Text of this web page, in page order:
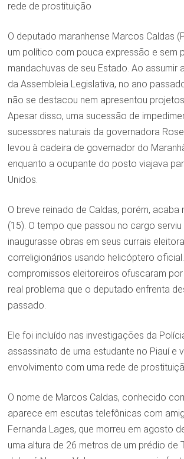
rede de prostituição
O deputado maranhense Marcos Caldas
um político com pouca expressão e sem
mandachuvas de seu Estado. Ao assumir
da Assembleia Legislativa, no ano
não se destacou nem apresentou
Apesar disso, uma sucessão de
sucessores naturais da governadora
levou à cadeira de governador do
enquanto a ocupante do posto viajava
Unidos.
O breve reinado de Caldas, porém, acaba
(15). O tempo que passou no cargo serviu
inaugurasse obras em seus currais
correligionários usando helicóptero
compromissos eleitoreiros ofuscaram por
real problema que o deputado enfrenta
passado.
Ele foi incluído nas investigações da
assassinato de uma estudante no Piauí e
envolvimento com uma rede de
O nome de Marcos Caldas, conhecido
aparece em escutas telefônicas com
Fernanda Lages, que morreu em agosto
uma altura de 26 metros de um prédio de